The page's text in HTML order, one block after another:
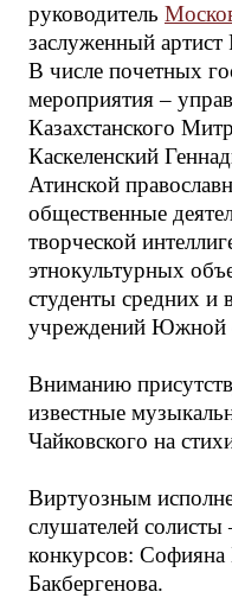
руководитель
заслуженный артист
В числе почетных
мероприятия –
Казахстанского
Каскеленский
Атинской
общественные
творческой
этнокультурных
студенты средних
учреждений Южной
Вниманию
известные
Чайковского на
Виртуозным
слушателей
конкурсов: Софияна
Бакбергенова.